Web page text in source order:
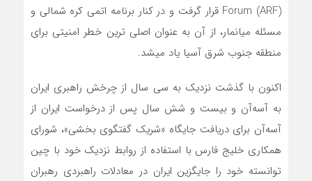
Forum (ARF) قرار گرفت و در کنار برنامه اتمی کره شمالی و
مسئله میانمار، از آن به عنوان اصلی ترین خطر امنیتی برای
منطقه جنوب شرق آسیا یاد میشد.
اکنون با گذشت نزدیک به سی سال از چرخش راهبری ایران
به آسه‌آن و بیست و شش سال پس از درخواست ایران از
آسه‌آن برای دریافت جایگاه «شریک گفتگوی بخشی»، شورای
همکاری خلیج فارس با استفاده از روابط نزدیک خود با چین
توانسته خود را جایگزین ایران در معادلات راهبردی رهبران